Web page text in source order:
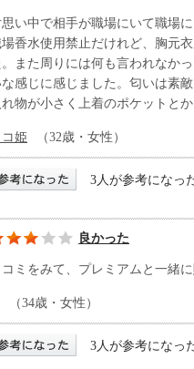
い中で相手が職場にいて職場
香水使用禁止だけれど、胸元
また周りには何も言われなか
感じに感じました。匂いは素敵
物が小さく上着のポケットと
姫 （32歳・女性）
3人が参考になっ
良かった
ミをみて、プレミアムと一緒
（34歳・女性）
3人が参考になっ